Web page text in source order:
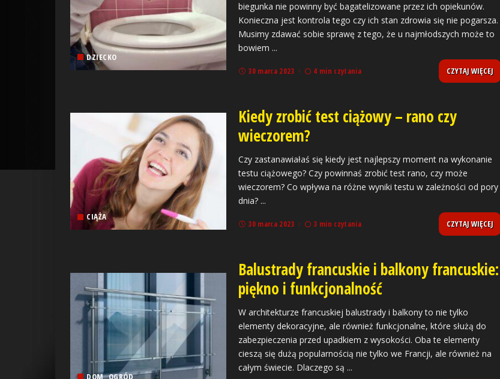
DZIECKO
biegunka nie powinny być bagatelizowane przez ich opiekunów.
Konieczna jest kontrola tego czy ich stan zdrowia się nie pogarsza.
Musimy zdawać sobie sprawę z tego, że u najmłodszych może to
bowiem ...
30 marca 2023 4 min czytania CZYTAJ WIĘCEJ
CIĄŻA
Kiedy zrobić test ciążowy – rano czy
wieczorem?
Czy zastanawiałaś się kiedy jest najlepszy moment na wykonanie
testu ciążowego? Czy powinnaś zrobić test rano, czy może
wieczorem? Co wpływa na różne wyniki testu w zależności od pory
dnia? ...
30 marca 2023 3 min czytania CZYTAJ WIĘCEJ
DOM, OGRÓD
Balustrady francuskie i balkony francuskie:
piękno i funkcjonalność
W architekturze francuskiej balustrady i balkony to nie tylko
elementy dekoracyjne, ale również funkcjonalne, które służą do
zabezpieczenia przed upadkiem z wysokości. Oba te elementy
cieszą się dużą popularnością nie tylko we Francji, ale również na
całym świecie. Dlaczego są ...